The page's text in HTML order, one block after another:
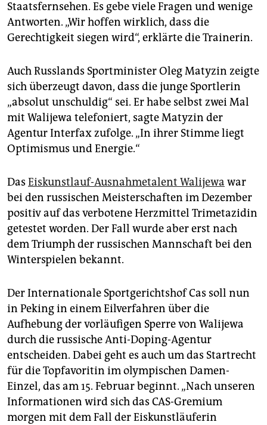
genossenschaft
epaper login
Staatsfernsehen. Es gebe viele Fragen und wenige
Antworten. „Wir hoffen wirklich, dass die
Gerechtigkeit siegen wird“, erklärte die Trainerin.
Auch Russlands Sportminister Oleg Matyzin zeigte
sich überzeugt davon, dass die junge Sportlerin
„absolut unschuldig“ sei. Er habe selbst zwei Mal
mit Walijewa telefoniert, sagte Matyzin der
Agentur Interfax zufolge. „In ihrer Stimme liegt
Optimismus und Energie.“
Das Eiskunstlauf-Ausnahmetalent Walijewa war
bei den russischen Meisterschaften im Dezember
positiv auf das verbotene Herzmittel Trimetazidin
getestet worden. Der Fall wurde aber erst nach
dem Triumph der russischen Mannschaft bei den
Winterspielen bekannt.
Der Internationale Sportgerichtshof Cas soll nun
in Peking in einem Eilverfahren über die
Aufhebung der vorläufigen Sperre von Walijewa
durch die russische Anti-Doping-Agentur
entscheiden. Dabei geht es auch um das Startrecht
für die Topfavoritin im olympischen Damen-
Einzel, das am 15. Februar beginnt. „Nach unseren
Informationen wird sich das CAS-Gremium
morgen mit dem Fall der Eiskunstläuferin